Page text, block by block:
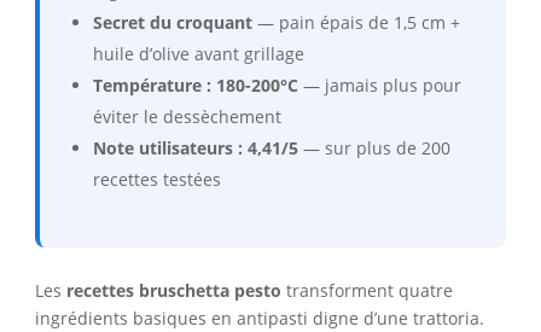
Secret du croquant— pain épais de 1,5 cm +
huile d’olive avant grillage
Température : 180-200°C — jamais plus pour
éviter le dessèchement
Note utilisateurs : 4,41/5— sur plus de 200
recettes testées
Les recettes bruschetta pesto transforment quatre
ingrédients basiques en antipasti digne d’une trattoria.